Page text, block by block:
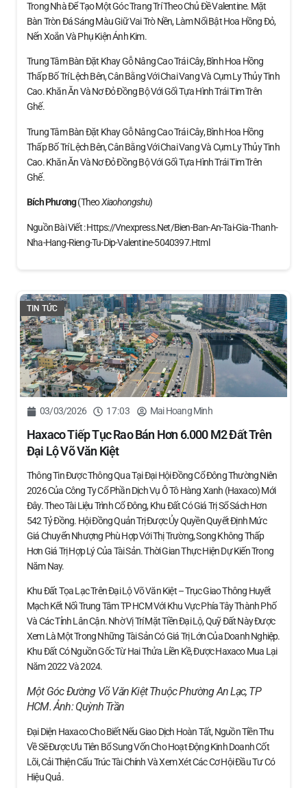
Trong Nhà Để Tạo Một Góc Trang Trí Theo Chủ Đề Valentine. Mặt
Bàn Tròn Đá Sáng Màu Giữ Vai Trò Nền, Làm Nổi Bật Hoa Hồng Đỏ,
Nến Xoắn Và Phụ Kiện Ánh Kim.
Trung Tâm Bàn Đặt Khay Gỗ Nâng Cao Trái Cây, Bình Hoa Hồng
Thấp Bố Trí Lệch Bên, Cân Bằng Với Chai Vang Và Cụm Ly Thủy Tinh
Cao. Khăn Ăn Và Nơ Đỏ Đồng Bộ Với Gối Tựa Hình Trái Tim Trên
Ghế.
Trung Tâm Bàn Đặt Khay Gỗ Nâng Cao Trái Cây, Bình Hoa Hồng
Thấp Bố Trí Lệch Bên, Cân Bằng Với Chai Vang Và Cụm Ly Thủy Tinh
Cao. Khăn Ăn Và Nơ Đỏ Đồng Bộ Với Gối Tựa Hình Trái Tim Trên
Ghế.
Bích Phương(theoXiaohongshu)
Nguồn Bài Viết : Https://vnexpress.net/bien-Ban-An-Tai-Gia-Thanh-
Nha-Hang-Rieng-Tu-Dip-Valentine-5040397.html
TIN TỨC
03/03/2026 17:03 Mai Hoang Minh
Haxaco Tiếp Tục Rao Bán Hơn 6.000 M2 Đất Trên
Đại Lộ Võ Văn Kiệt
Thông Tin Được Thông Qua Tại Đại Hội Đồng Cổ Đông Thường Niên
2026 Của Công Ty Cổ Phần Dịch Vụ Ô Tô Hàng Xanh (Haxaco) Mới
Đây. Theo Tài Liệu Trình Cổ Đông, Khu Đất Có Giá Trị Sổ Sách Hơn
542 Tỷ Đồng. Hội Đồng Quản Trị Được Ủy Quyền Quyết Định Mức
Giá Chuyển Nhượng Phù Hợp Với Thị Trường, Song Không Thấp
Hơn Giá Trị Hợp Lý Của Tài Sản. Thời Gian Thực Hiện Dự Kiến Trong
Năm Nay.
Khu Đất Tọa Lạc Trên Đại Lộ Võ Văn Kiệt – Trục Giao Thông Huyết
Mạch Kết Nối Trung Tâm TP HCM Với Khu Vực Phía Tây Thành Phố
Và Các Tỉnh Lân Cận. Nhờ Vị Trí Mặt Tiền Đại Lộ, Quỹ Đất Này Được
Xem Là Một Trong Những Tài Sản Có Giá Trị Lớn Của Doanh Nghiệp.
Khu Đất Có Nguồn Gốc Từ Hai Thửa Liền Kề, Được Haxaco Mua Lại
Năm 2022 Và 2024.
Một Góc Đường Võ Văn Kiệt Thuộc Phường An Lạc, TP
HCM. Ảnh:Quỳnh Trần
Đại Diện Haxaco Cho Biết Nếu Giao Dịch Hoàn Tất, Nguồn Tiền Thu
Về Sẽ Được Ưu Tiên Bổ Sung Vốn Cho Hoạt Động Kinh Doanh Cốt
Lõi, Cải Thiện Cấu Trúc Tài Chính Và Xem Xét Các Cơ Hội Đầu Tư Có
Hiệu Quả.